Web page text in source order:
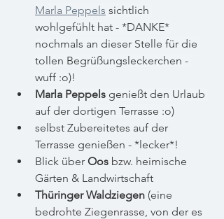
Marla Peppels sichtlich
wohlgefühlt hat - *DANKE*
nochmals an dieser Stelle für die
tollen Begrüßungsleckerchen -
wuff :o)!
Marla Peppels genießt den Urlaub
auf der dortigen Terrasse :o)
selbst Zubereitetes auf der
Terrasse genießen - *lecker*!
Blick über Oos bzw. heimische
Gärten & Landwirtschaft
Thüringer Waldziegen (eine
bedrohte Ziegenrasse, von der es